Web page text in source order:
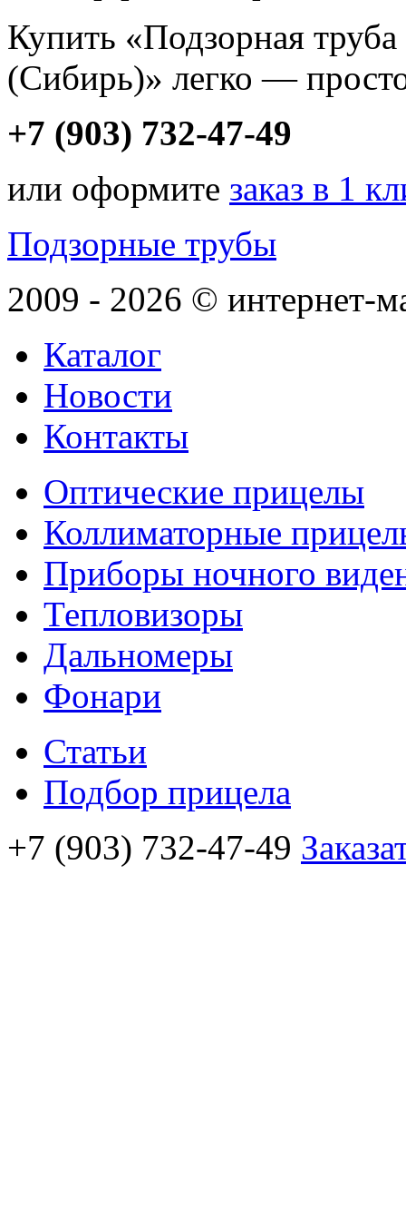
Купить «Подзорная
(Сибирь)» легко —
+7 (903) 732-47-49
или оформите заказ в 1
Подзорные трубы
2009 - 2026 © интернет-
Каталог
Новости
Контакты
Оптические прицелы
Коллиматорные
Приборы ночного
Тепловизоры
Дальномеры
Фонари
Статьи
Подбор прицела
+7 (903) 732-47-49